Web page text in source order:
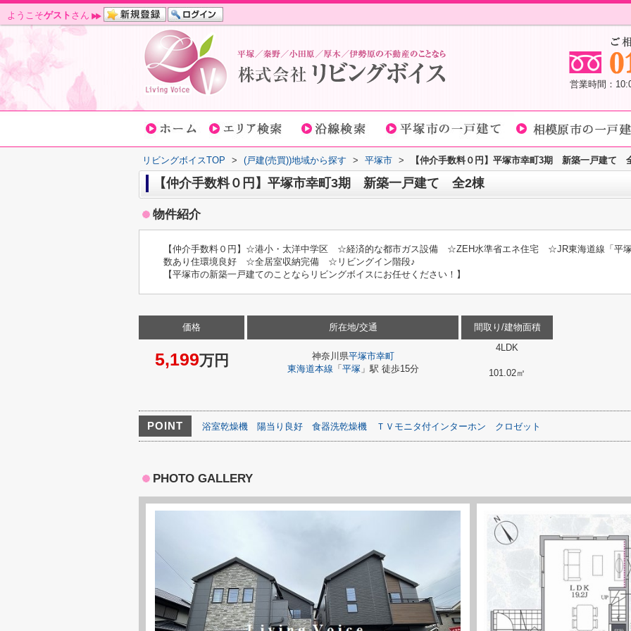
ようこそゲスト さん
営業時間：
リビングボイスTOP > (戸建(売買))地域から探す > 平塚市 > 【仲介手数料０円】平塚市幸町3期 新築一戸建て
【仲介手数料０円】平塚市幸町3期 新築一戸建て 全2棟
物件紹介
【仲介手数料０円】☆港小・太洋中学区 ☆経済的な都市ガス設備 ☆ZEH水準省エネ住宅 ☆JR東海道線「平
数あり住環境良好 ☆全居室収納完備 ☆リビングイン階段♪
【平塚市の新築一戸建てのことならリビングボイスにお任せください！】
価格
5,199万円
所在地/交通
神奈川県平塚市幸町
東海道本線 「 平塚」駅 徒歩15分
間取り/建物面積
4LDK
101.02㎡
POINT 浴室乾燥機 陽当り良好 食器洗乾燥機 ＴＶモニタ付インターホン クロゼット
PHOTO GALLERY